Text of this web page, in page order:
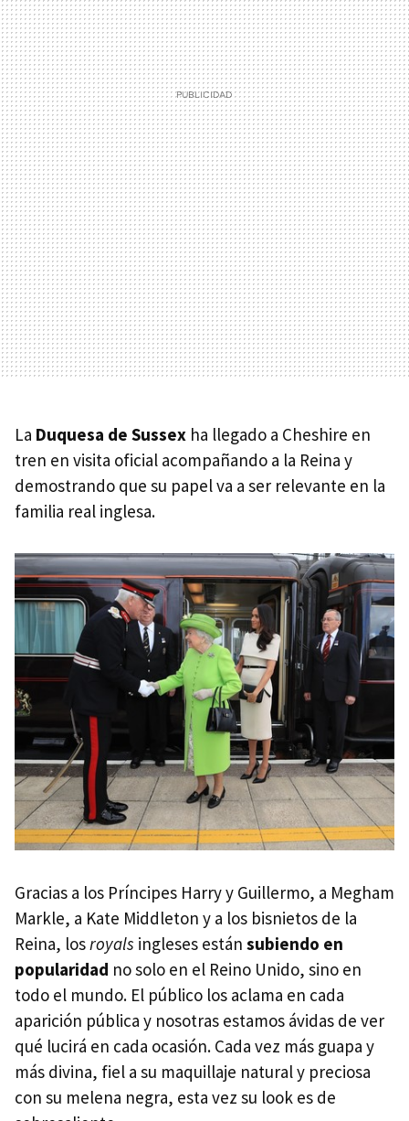
La Duquesa de Sussex ha llegado a Cheshire en
tren en visita oficial acompañando a la Reina y
demostrando que su papel va a ser relevante en la
familia real inglesa.
Gracias a los Príncipes Harry y Guillermo, a Megham
Markle, a Kate Middleton y a los bisnietos de la
Reina, losroyals ingleses están subiendo en
popularidad no solo en el Reino Unido, sino en
todo el mundo. El público los aclama en cada
aparición pública y nosotras estamos ávidas de ver
qué lucirá en cada ocasión. Cada vez más guapa y
más divina, fiel a su maquillaje natural y preciosa
con su melena negra, esta vez su look es de